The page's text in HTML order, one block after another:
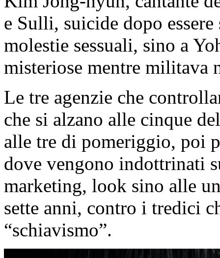
e Sulli, suicide dopo
molestie sessuali, sino a
misteriose mentre militava
Le tre agenzie che
che si alzano alle cinque
alle tre di pomeriggio, poi
dove vengono indottrinati
marketing, look sino alle
sette anni, contro i tredici
“schiavismo”.